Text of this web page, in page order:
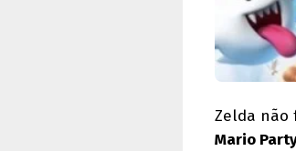
Zelda não
Mario